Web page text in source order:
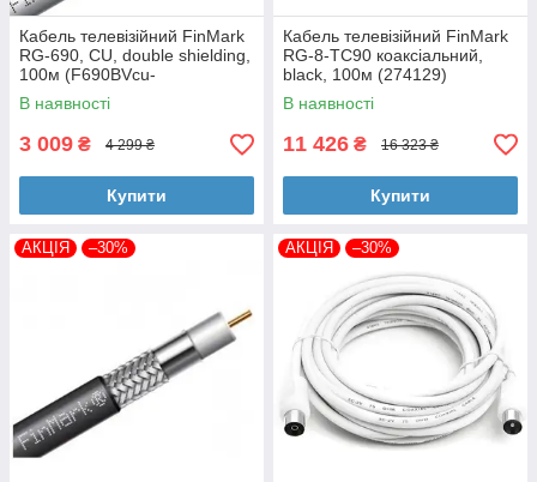
Кабель телевізійний FinMark
RG-690, CU, double shielding,
100м (F690BVcu-
WB_100_white)
В наявності
3 009 ₴ 4 299 ₴
Купити
Кабель телевізійний FinMark
RG-8-TC90 коаксіальний,
black, 100м (274129)
В наявності
11 426 ₴ 16 323 ₴
Купити
АКЦІЯ –30% АКЦІЯ –30%